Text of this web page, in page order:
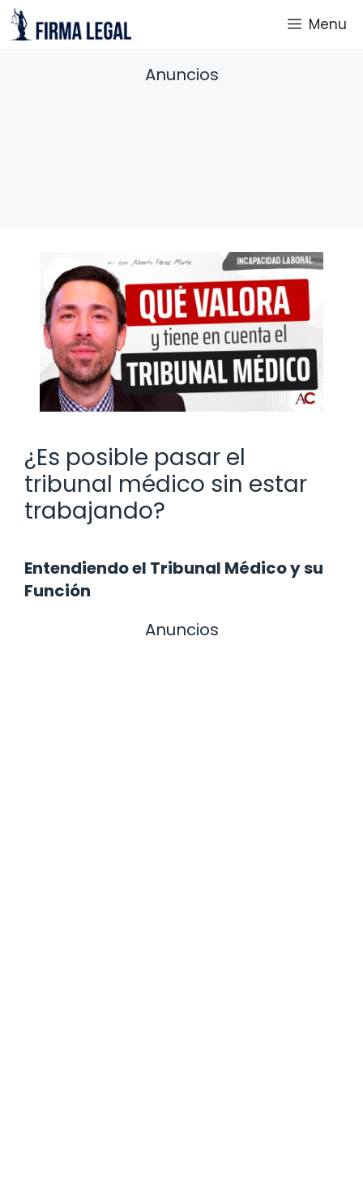
Saltar
al
Menu
Anuncios
¿Es posible pasar el
tribunal médico sin estar
trabajando?
Entendiendo el Tribunal Médico y su
Función
Anuncios